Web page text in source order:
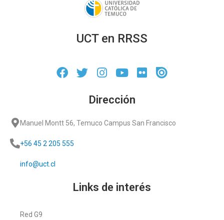
UCT en RRSS
Dirección
Manuel Montt 56, Temuco Campus San Francisco
+56 45 2 205 555
info@uct.cl
Links de interés
Red G9